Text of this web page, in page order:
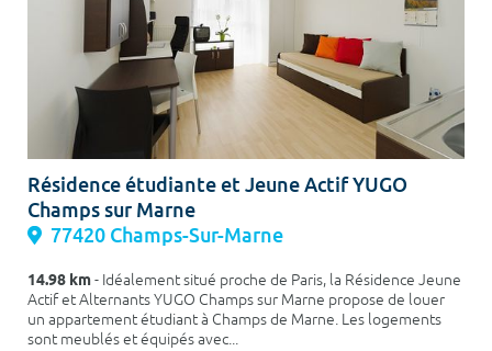
Résidence étudiante et Jeune Actif YUGO
Champs sur Marne
77420 Champs-Sur-Marne
14.98 km- Idéalement situé proche de Paris, la Résidence Jeune
Actif et Alternants YUGO Champs sur Marne propose de louer
un appartement étudiant à Champs de Marne. Les logements
sont meublés et équipés avec...